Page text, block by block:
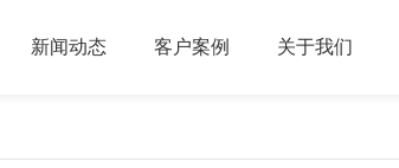
新闻动态 客户案例 关于我们